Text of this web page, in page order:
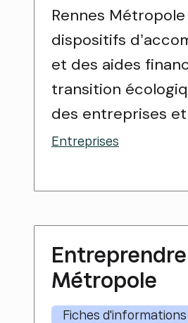
Rennes
dispositifs
et des aides
transition
des entreprises
Entreprises
Métropole
Fiches d'informations